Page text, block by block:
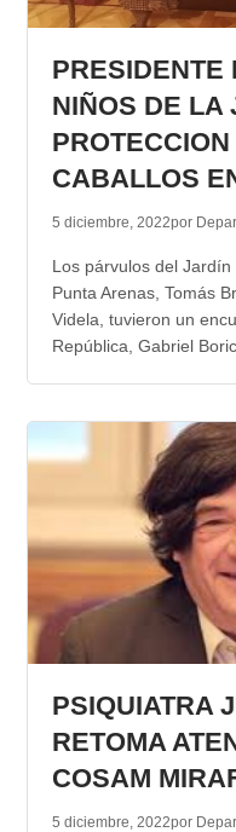
PRESIDENTE
NIÑOS DE LA
CABALLOS
5 diciembre, 2022por
Los párvulos del Jardín
Punta Arenas, Tomás
Videla, tuvieron un
República, Gabriel
PSIQUIATRA
RETOMA
COSAM
5 diciembre, 2022por